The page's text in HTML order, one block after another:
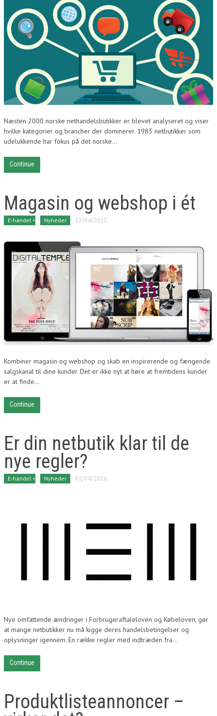
Næsten 2000 norske nethandelsbutikker er blevet analyseret og viser
hvilke kategorier og brancher der dominerer. 1983 netbutikker som
udelukkende har fokus på det norske...
Continue
Magasin og webshop i ét
E-handel Nyheder 23/04/2025
Kombiner magasin og webshop og skab en inspirerende og fængende
salgskanal til dine kunder. Det er ikke nyt at høre at fremtidens kunder
er at finde...
Continue
Er din netbutik klar til de
nye regler?
E-handel Nyheder 02/04/2026
Nye omfattende ændringer i Forbrugeraftaleloven og Købeloven, gør
at mange netbutikker nu må kigge deres handelsbetingelser og
oplysninger igennem. En række regler med indtræden fra...
Continue
Produktlisteannoncer –